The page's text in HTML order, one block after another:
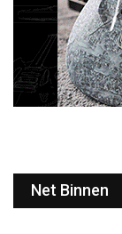
Net Binnen